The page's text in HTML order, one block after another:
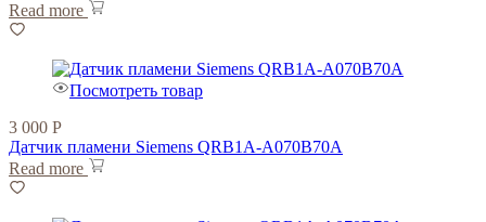
Read more
Посмотреть товар
3 000 Р
Датчик пламени Siemens QRB1A-A070B70A
Read more